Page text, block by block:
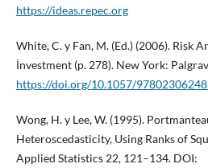
https://ideas.repec.org
White, C. y Fan, M. (Ed.) (2006). Risk
İnvestment (p. 278). New York:
https://doi.org/10.1057/
Wong, H. y Lee, W. (1995).
Heteroscedasticity, Using Ranks of
Applied Statistics 22, 121–134. DOI: